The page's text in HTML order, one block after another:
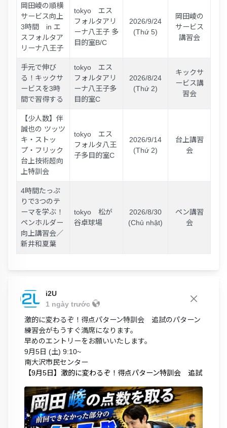
岡田崚の順横
サービス向上
3時間 in エ
スフォルタア
リーナ八王子
tokyo エス
フォルタアリ
ーナ八王子 多
目的室B/C
2026/9/24
(Thứ 5)
岡田崚の
サービス
講習会
手元で伸び
る！キックサ
ービスを3時
間で習得する
tokyo エス
フォルタアリ
ーナ八王子多
目的室C
2026/8/24
(Thứ 2)
キックサ
ービス講
習会
【少人数】伴
誠也の ツッツ
キ・ストッ
プ・フリック
台上技術超向
上特訓会
tokyo エス
フォルタ八王
子多目的室C
2026/9/14
(Thứ 2)
台上講習
会
4時間たっぷ
りで3つのテ
ーマを学ぶ！
ペンホルダー
向上講習会／
新井和夏葉
tokyo 松が
谷卓球場
2026/8/30
(Chủ nhật)
ペン講習
会
i2U
1 ngày trước
激的に変わるぞ！得点パターン特訓会 追試のパターン
練習会がもうすぐ満席になります。
早めのエントリーをお願いいたします。
9月5日 (土) 9:10~
南大沢市民センター
【9月5日】激的に変わるぞ！得点パターン特訓会 追試